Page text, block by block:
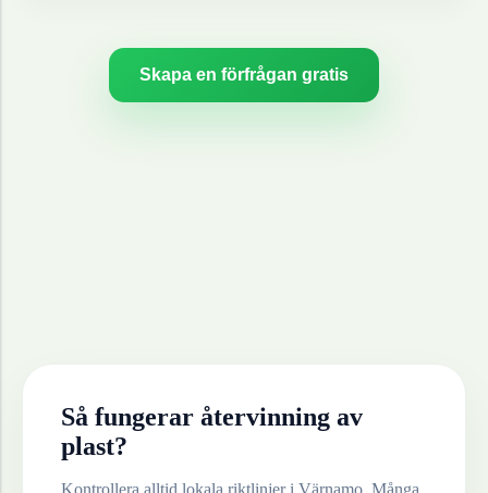
Skapa en förfrågan gratis
Så fungerar återvinning av
plast?